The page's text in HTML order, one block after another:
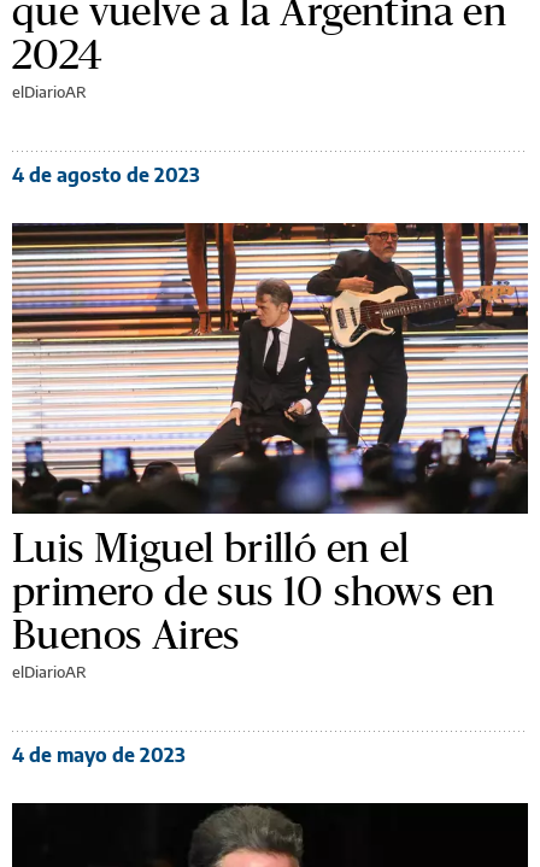
que vuelve a la Argentina en
2024
elDiarioAR
4 de agosto de 2023
Luis Miguel brilló en el
primero de sus 10 shows en
Buenos Aires
elDiarioAR
4 de mayo de 2023